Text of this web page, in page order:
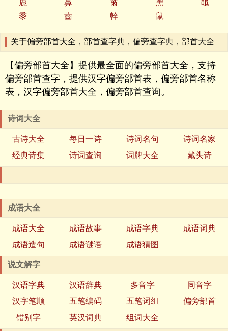
鹿
鼻 黹 黑
黽
黍
齒 幹 鼠
关于偏旁部首大全，部首查字典，偏旁查字典，部首大全
【偏旁部首大全】提供最全面的偏旁部首大全，支持
偏旁部首查字，提供汉字偏旁部首表，偏旁部首名称
表，汉字偏旁部首大全，偏旁部首查询。
诗词大全
古诗大全 每日一诗 诗词名句
诗词名家
经典诗集
诗词查询 词牌大全 藏头诗
成语大全
成语大全 成语故事 成语字典
成语词典
成语造句
成语谜语 成语猜图
说文解字
汉语字典 汉语辞典 多音字
同音字
汉字笔顺
五笔编码 五笔词组
偏旁部首
错别字
英汉词典 组词大全